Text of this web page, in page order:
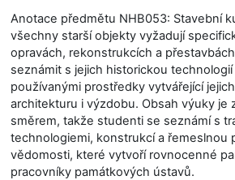
Anotace předmětu NHB053: Stavební
všechny starší objekty vyžadují
opravách, rekonstrukcích a
seznámit s jejich historickou
používanými prostředky vytvářející
architekturu i výzdobu. Obsah výuky je
směrem, takže studenti se seznámí s
technologiemi, konstrukcí a řemeslnou
vědomosti, které vytvoří rovnocenné
pracovníky památkových ústavů.